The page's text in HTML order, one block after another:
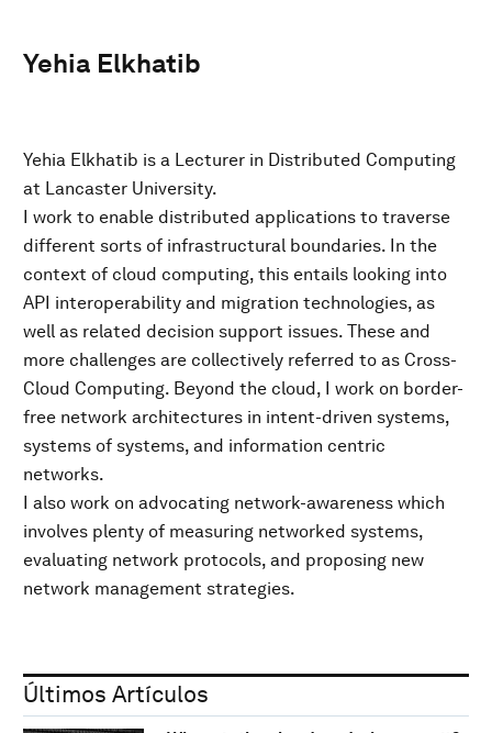
Yehia Elkhatib
Yehia Elkhatib is a Lecturer in Distributed Computing
at Lancaster University.
I work to enable distributed applications to traverse
different sorts of infrastructural boundaries. In the
context of cloud computing, this entails looking into
API interoperability and migration technologies, as
well as related decision support issues. These and
more challenges are collectively referred to as Cross-
Cloud Computing. Beyond the cloud, I work on border-
free network architectures in intent-driven systems,
systems of systems, and information centric
networks.
I also work on advocating network-awareness which
involves plenty of measuring networked systems,
evaluating network protocols, and proposing new
network management strategies.
Últimos Artículos